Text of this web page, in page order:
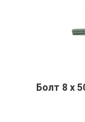
Болт 8 х